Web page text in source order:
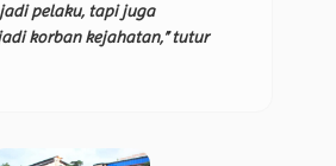
pelaku, tapi juga
korban kejahatan,” tutur